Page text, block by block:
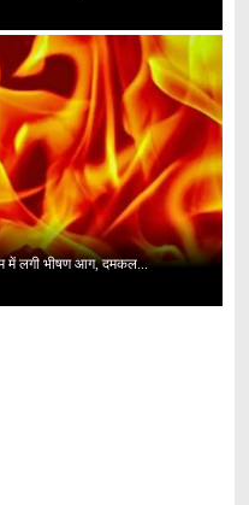
में लगी भीषण आग, दमकल...